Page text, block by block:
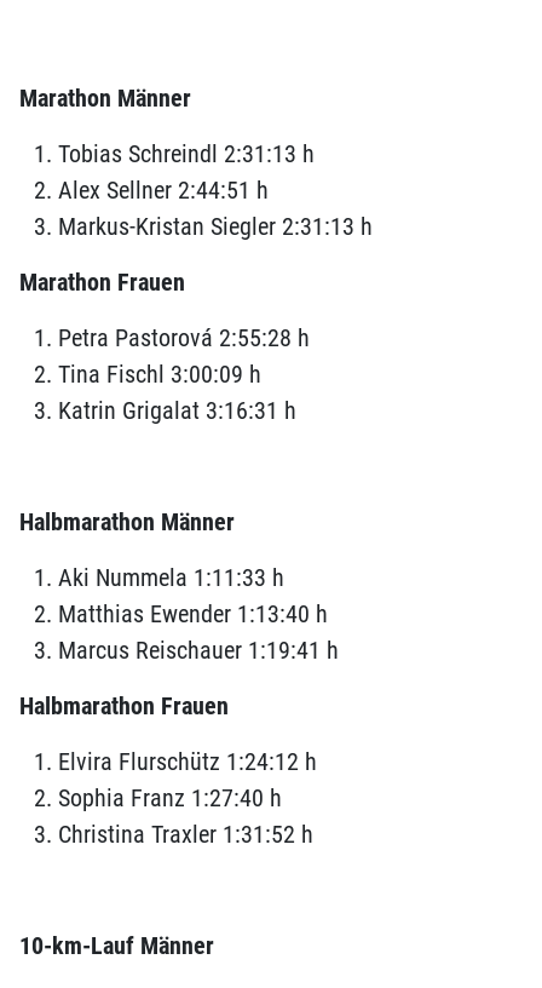
Marathon Männer
Tobias Schreindl 2:31:13 h
Alex Sellner 2:44:51 h
Markus-Kristan Siegler 2:31:13 h
Marathon Frauen
Petra Pastorová 2:55:28 h
Tina Fischl 3:00:09 h
Katrin Grigalat 3:16:31 h
Halbmarathon Männer
Aki Nummela 1:11:33 h
Matthias Ewender 1:13:40 h
Marcus Reischauer 1:19:41 h
Halbmarathon Frauen
Elvira Flurschütz 1:24:12 h
Sophia Franz 1:27:40 h
Christina Traxler 1:31:52 h
10-km-Lauf Männer